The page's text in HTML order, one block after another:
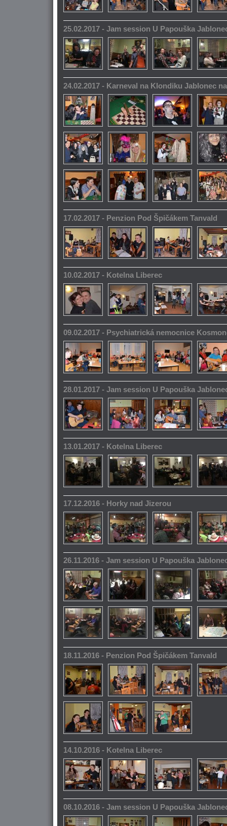
25.02.2017 - Jam session U Papouška
24.02.2017 - Karneval na Klondiku Jablonec
17.02.2017 - Penzion Pod Špičákem Tanvald
10.02.2017 - Kotelna Liberec
09.02.2017 - Psychiatrická nemocnice
28.01.2017 - Jam session U Papouška
13.01.2017 - Kotelna Liberec
17.12.2016 - Horky nad Jizerou
26.11.2016 - Jam session U Papouška
18.11.2016 - Penzion Pod Špičákem Tanvald
14.10.2016 - Kotelna Liberec
08.10.2016 - Jam session U Papouška